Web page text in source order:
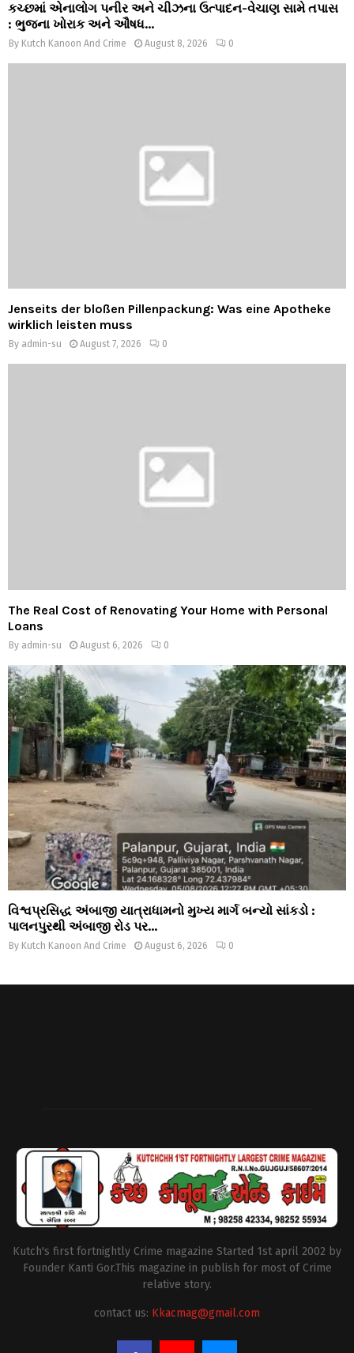
કચ્છમાં એનાલોગ પનીર અને ચીઝના ઉત્પાદન-વેચાણ સામે તપાસ
: ભુજના ખોરાક અને ઔષધ...
By Kutch Kanoon And Crime August 8, 2026 0
Jenseits der bloßen Pillenpackung: Was eine Apotheke
wirklich leisten muss
By admin-su August 7, 2026 0
The Real Cost of Renovating Your Home with Personal
Loans
By admin-su August 6, 2026 0
વિશ્વપ્રસિદ્ધ અંબાજી યાત્રાધામનો મુખ્ય માર્ગ બન્યો સાંકડો :
પાલનપુરથી અંબાજી રોડ પર...
By Kutch Kanoon And Crime August 6, 2026 0
Kutch's first fortnightly Crime magazine Started 1st april 2002 by
Founder Kanti Gor.This magazine in publish for most of Crime
relative story.
contact us: Kkacmag@gmail.com